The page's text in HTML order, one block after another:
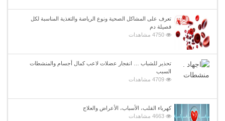
تعرف على المشاكل الصحية ونوع الرياضة والتغذية المناسبة لكل
فصيلة دم
4750 مشاهدات
تحذير للشباب … انفجار عضلات لاعب كمال أجسام والمنشطات
السبب
4709 مشاهدات
كهرباء القلب، الأسباب، الأعراض والعلاج
4663 مشاهدات